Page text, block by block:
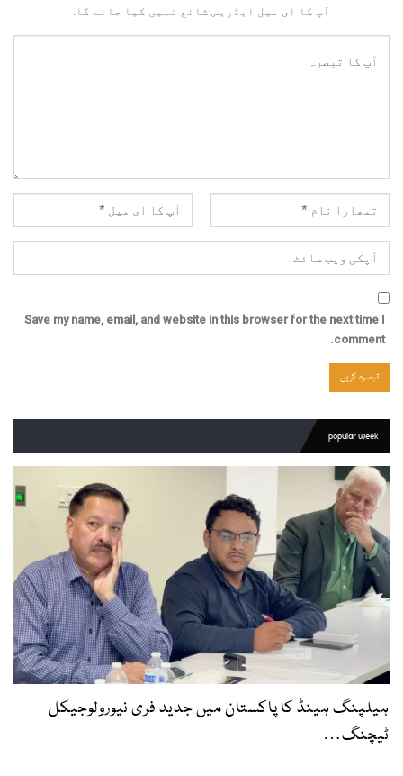
آپ کا ای میل ایڈریس شائع نہیں کیا جائے گا.
Save my name, email, and website in this browser for the next time I
comment.
popular week
ہیلپنگ ہینڈ کا پاکستان میں جدید فری نیورولوجیکل
ٹیچنگ…